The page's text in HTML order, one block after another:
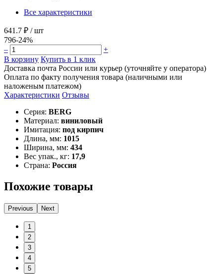
Все характеристики
641.7 ₽ / шт
796-24%
–
+
В корзину Купить в 1 клик
Доставка почта России или курьер (уточняйте у оператора)
Оплата по факту получения товара (наличными или
наложеным платежом)
Характеристики Отзывы
Серия: BERG
Материал: виниловый
Имитация: под кирпич
Длина, мм: 1015
Ширина, мм: 434
Вес упак., кг: 17,9
Страна: Россия
Похожие товары
Previous Next
1
2
3
4
5